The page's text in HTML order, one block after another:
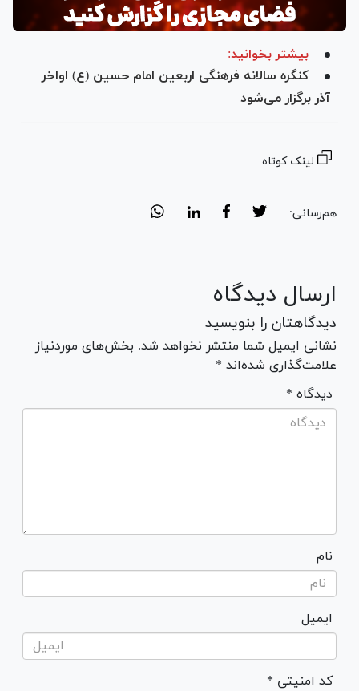
بیشتر بخوانید:
کنگره سالانه فرهنگی اربعین امام حسین (ع) اواخر
آذر برگزار می‌شود
لینک کوتاه
هم‌رسانی:
ارسال دیدگاه
دیدگاهتان را بنویسید
نشانی ایمیل شما منتشر نخواهد شد. بخش‌های موردنیاز
علامت‌گذاری شده‌اند *
* دیدگاه
نام
ایمیل
* کد امنیتی